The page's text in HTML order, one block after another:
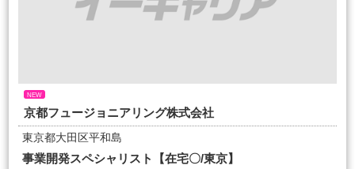
NEW
京都フュージョニアリング株式会社
東京都大田区平和島
事業開発スペシャリスト【在宅〇/東京】